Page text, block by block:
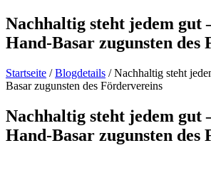
Nachhaltig steht jedem gut
Hand-Basar zugunsten des
Startseite /Blogdetails /Nachhaltig steht
Basar zugunsten des Fördervereins
Nachhaltig steht jedem gut
Hand-Basar zugunsten des